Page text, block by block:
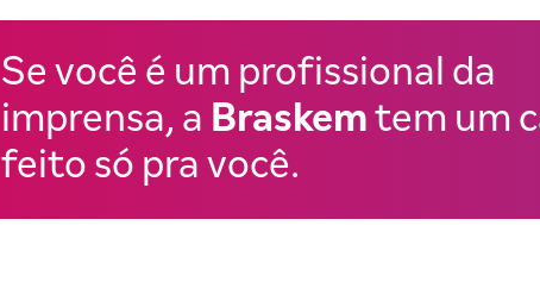
Se você é um profissional da
imprensa, a Braskem tem um
feito só pra você.